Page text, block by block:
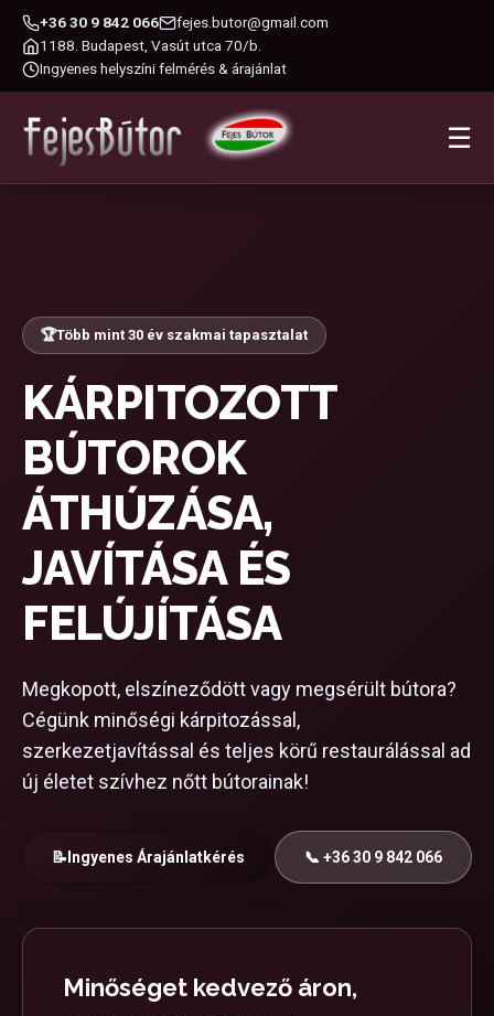
+36 30 9 842 066
fejes.butor@gmail.com
1188. Budapest, Vasút utca 70/b.
Ingyenes helyszíni felmérés & árajánlat
☰
🏆Több mint 30 év szakmai tapasztalat
KÁRPITOZOTT
BÚTOROK
ÁTHÚZÁSA,
JAVÍTÁSA ÉS
FELÚJÍTÁSA
Megkopott, elszíneződött vagy megsérült bútora?
Cégünk minőségi kárpitozással,
szerkezetjavítással és teljes körű restaurálással ad
új életet szívhez nőtt bútorainak!
📝 Ingyenes Árajánlatkérés 📞 +36 30 9 842 066
Minőséget kedvező áron,